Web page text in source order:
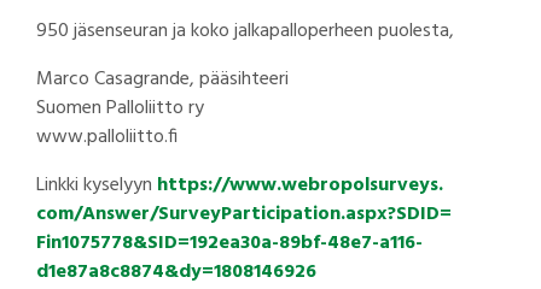
950 jäsenseuran ja koko jalkapalloperheen puolesta,
Marco Casagrande, pääsihteeri
Suomen Palloliitto ry
www.palloliitto.fi
Linkki kyselyyn https://www.webropolsurveys.
com/Answer/SurveyParticipation.aspx?SDID=
Fin1075778&SID=192ea30a-89bf-48e7-a116-
d1e87a8c8874&dy=1808146926